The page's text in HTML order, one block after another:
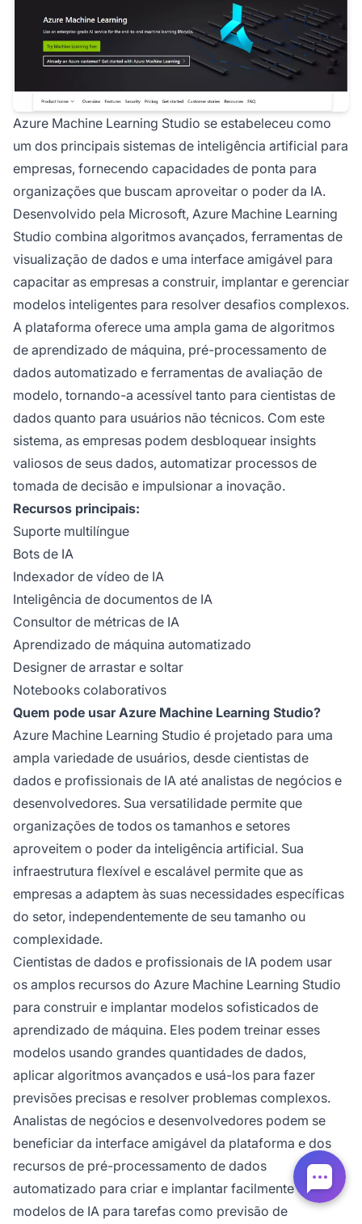
Azure Machine Learning Studio se estabeleceu como
um dos principais sistemas de inteligência artificial para
empresas, fornecendo capacidades de ponta para
organizações que buscam aproveitar o poder da IA.
Desenvolvido pela Microsoft, Azure Machine Learning
Studio combina algoritmos avançados, ferramentas de
visualização de dados e uma interface amigável para
capacitar as empresas a construir, implantar e gerenciar
modelos inteligentes para resolver desafios complexos.
A plataforma oferece uma ampla gama de algoritmos
de aprendizado de máquina, pré-processamento de
dados automatizado e ferramentas de avaliação de
modelo, tornando-a acessível tanto para cientistas de
dados quanto para usuários não técnicos. Com este
sistema, as empresas podem desbloquear insights
valiosos de seus dados, automatizar processos de
tomada de decisão e impulsionar a inovação.
Recursos principais:
Suporte multilíngue
Bots de IA
Indexador de vídeo de IA
Inteligência de documentos de IA
Consultor de métricas de IA
Aprendizado de máquina automatizado
Designer de arrastar e soltar
Notebooks colaborativos
Quem pode usar Azure Machine Learning Studio?
Azure Machine Learning Studio é projetado para uma
ampla variedade de usuários, desde cientistas de
dados e profissionais de IA até analistas de negócios e
desenvolvedores. Sua versatilidade permite que
organizações de todos os tamanhos e setores
aproveitem o poder da inteligência artificial. Sua
infraestrutura flexível e escalável permite que as
empresas a adaptem às suas necessidades específicas
do setor, independentemente de seu tamanho ou
complexidade.
Cientistas de dados e profissionais de IA podem usar
os amplos recursos do Azure Machine Learning Studio
para construir e implantar modelos sofisticados de
aprendizado de máquina. Eles podem treinar esses
modelos usando grandes quantidades de dados,
aplicar algoritmos avançados e usá-los para fazer
previsões precisas e resolver problemas complexos.
Analistas de negócios e desenvolvedores podem se
beneficiar da interface amigável da plataforma e dos
recursos de pré-processamento de dados
automatizado para criar e implantar facilmente
modelos de IA para tarefas como previsão de